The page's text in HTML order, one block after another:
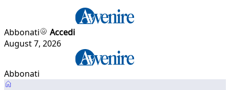
Abbonati
Accedi
August 7, 2026
Abbonati